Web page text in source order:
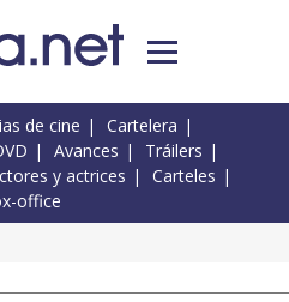
de cine
Cartelera
Avances
Tráilers
y actrices
Carteles
office